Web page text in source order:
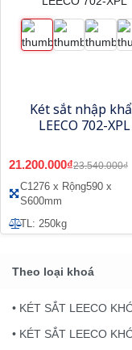
Két sắt nhập
LEECO 702-XPL
21.200.000₫23.540.000₫
C1276 x Rộng590 x
S600mm
TL: 250kg
Theo loại khoá
• KÉT SẮT LEECO
• KÉT SẮT LEECO